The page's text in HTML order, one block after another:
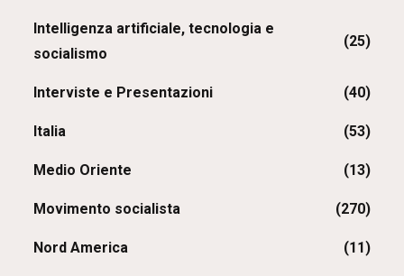
Intelligenza artificiale, tecnologia e
socialismo
(25)
Interviste e Presentazioni (40)
Italia (53)
Medio Oriente (13)
Movimento socialista (270)
Nord America (11)